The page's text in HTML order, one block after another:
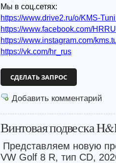
Мы в соц.сетях:
https://www.drive2.ru/o/KMS-
https://www.facebook.com/
https://www.instagram.com/
https://vk.com/hr_rus
СДЕЛАТЬ ЗАПРОС
Добавить комментарий
Винтовая подвеска
Представляем новую
VW Golf 8 R, тип CD,